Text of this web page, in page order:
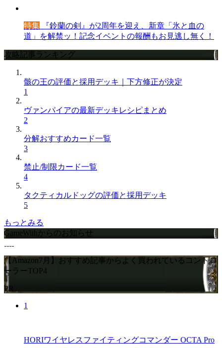
特集 『鈴蘭の剣』が2周年を迎え、新章「氷と血の
道」を解禁ッ！記念イベントの報酬もお見逃し無く！
攻略記事ランキング
骸の王の評価と採用デッキ｜下方修正が決定
1
ヴァンパイアの最新デッキレシピまとめ
2
分解おすすめカード一覧
3
禁止/制限カード一覧
4
タクティカルドッグの評価と採用デッキ
5
もっとみる
GameWithからのお知らせ
【Amazon7月】おすすめ記事からよく買われているコントロ
ーラーTOP4
PR
1
HORIワイヤレスファイティングコマンダー OCTA Pro